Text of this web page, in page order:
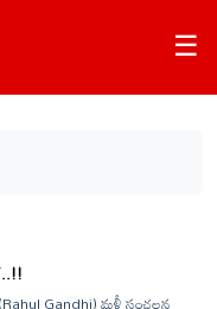
☰
Gandhi) మళ్లీ సంచలన